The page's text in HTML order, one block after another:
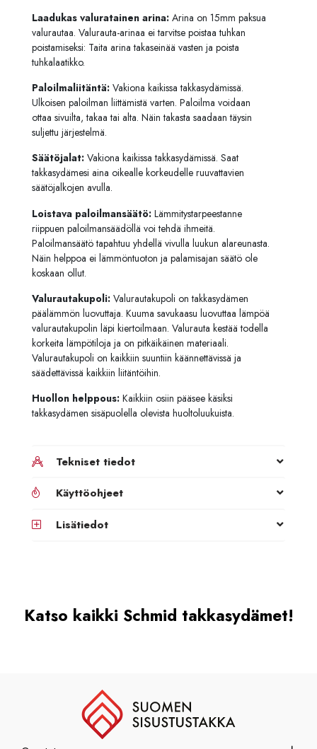
Laadukas valuratainen arina: Arina on 15mm paksua
valurautaa. Valurauta-arinaa ei tarvitse poistaa tuhkan
poistamiseksi: Taita arina takaseinää vasten ja poista
tuhkalaatikko.
Paloilmaliitäntä: Vakiona kaikissa takkasydämissä.
Ulkoisen paloilman liittämistä varten. Paloilma voidaan
ottaa sivuilta, takaa tai alta. Näin takasta saadaan täysin
suljettu järjestelmä.
Säätöjalat: Vakiona kaikissa takkasydämissä. Saat
takkasydämesi aina oikealle korkeudelle ruuvattavien
säätöjalkojen avulla.
Loistava paloilmansäätö: Lämmitystarpeestanne
riippuen paloilmansäädöllä voi tehdä ihmeitä.
Paloilmansäätö tapahtuu yhdellä vivulla luukun alareunasta.
Näin helppoa ei lämmöntuoton ja palamisajan säätö ole
koskaan ollut.
Valurautakupoli: Valurautakupoli on takkasydämen
päälämmön luovuttaja. Kuuma savukaasu luovuttaa lämpöä
valurautakupolin läpi kiertoilmaan. Valurauta kestää todella
korkeita lämpötiloja ja on pitkäikäinen materiaali.
Valurautakupoli on kaikkiin suuntiin käännettävissä ja
säädettävissä kaikkiin liitäntöihin.
Huollon helppous: Kaikkiin osiin pääsee käsiksi
takkasydämen sisäpuolella olevista huoltoluukuista.
Tekniset tiedot
Käyttöohjeet
Lisätiedot
Katso kaikki Schmid takkasydämet!